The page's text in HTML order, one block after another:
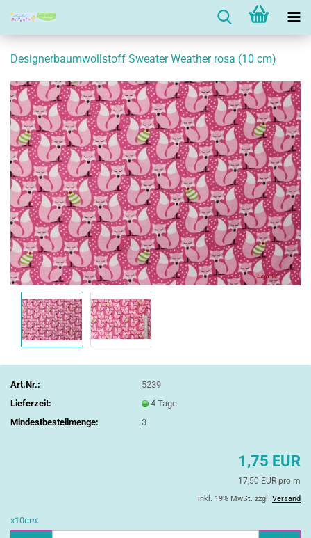
Designerbaumwollstoff Sweater Weather rosa (10 cm)
Art.Nr.:
5239
Lieferzeit:
4 Tage
Mindestbestellmenge:
3
1,75 EUR
17,50 EUR pro m
inkl. 19% MwSt. zzgl. Versand
x10cm: